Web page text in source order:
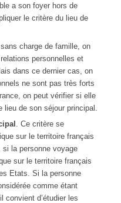
a son foyer hors de
le critère du lieu de
charge de famille, on
personnelles et
dans ce dernier cas, on
ne sont pas très forts
on peut vérifier si elle
lieu de son séjour principal.
. Ce critère se
sur le territoire français
si la personne voyage
sur le territoire français
Etats. Si la personne
comme étant
convient d’étudier les